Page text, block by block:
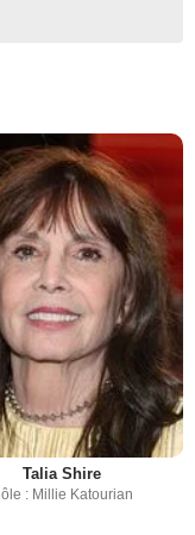
Talia Shire
: Millie Katourian